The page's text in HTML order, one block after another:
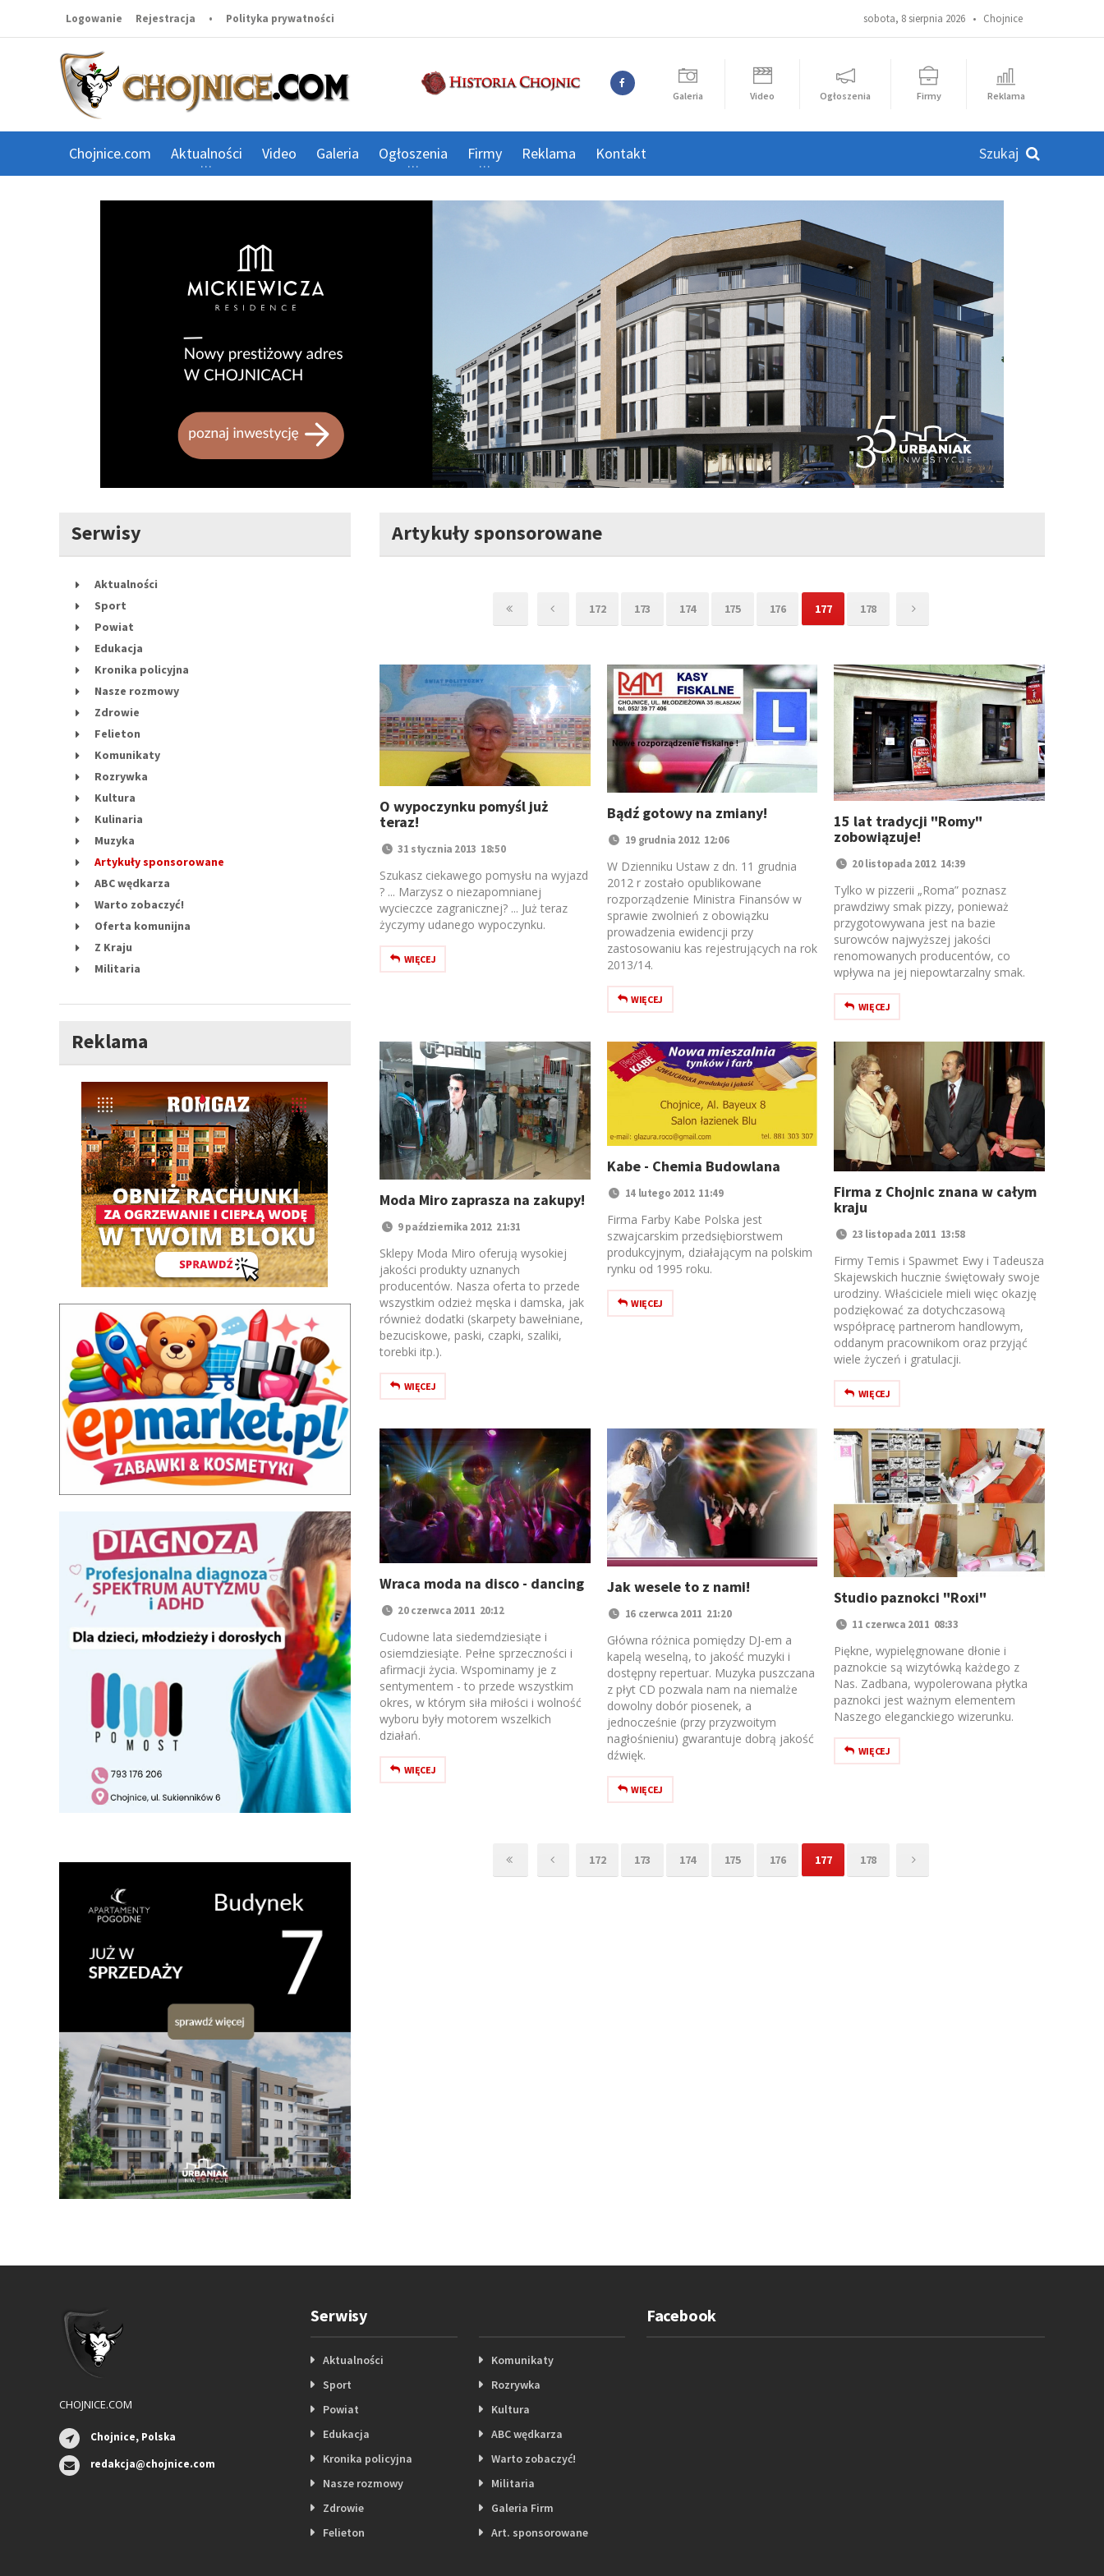
sobota, 8 sierpnia 2026 • Chojnice
Logowanie Rejestracja • Polityka prywatności
Galeria Video Ogłoszenia Firmy Reklama
Chojnice.com Aktualności Video Galeria Ogłoszenia Firmy Reklama Kontakt
Serwisy
Aktualności
Sport
Powiat
Edukacja
Kronika policyjna
Nasze rozmowy
Zdrowie
Felieton
Komunikaty
Rozrywka
Kultura
Kulinaria
Muzyka
Artykuły sponsorowane
ABC wędkarza
Warto zobaczyć!
Oferta komunijna
Z Kraju
Militaria
Reklama
Artykuły sponsorowane
172 173 174 175 176 177 178
O wypoczynku pomyśl już
teraz!
31 stycznia 2013 18:50
Szukasz ciekawego pomysłu na wyjazd
? ... Marzysz o niezapomnianej
wycieczce zagranicznej? ... Już teraz
życzymy udanego wypoczynku.
WIĘCEJ
Bądź gotowy na zmiany!
19 grudnia 2012 12:06
W Dzienniku Ustaw z dn. 11 grudnia
2012 r zostało opublikowane
rozporządzenie Ministra Finansów w
sprawie zwolnień z obowiązku
prowadzenia ewidencji przy
zastosowaniu kas rejestrujących na rok
2013/14.
WIĘCEJ
15 lat tradycji "Romy"
zobowiązuje!
20 listopada 2012 14:39
Tylko w pizzerii „Roma” poznasz
prawdziwy smak pizzy, ponieważ
przygotowywana jest na bazie
surowców najwyższej jakości
renomowanych producentów, co
wpływa na jej niepowtarzalny smak.
WIĘCEJ
Moda Miro zaprasza na zakupy!
9 października 2012 21:31
Sklepy Moda Miro oferują wysokiej
jakości produkty uznanych
producentów. Nasza oferta to przede
wszystkim odzież męska i damska, jak
również dodatki (skarpety bawełniane,
bezuciskowe, paski, czapki, szaliki,
torebki itp.).
WIĘCEJ
Kabe - Chemia Budowlana
14 lutego 2012 11:49
Firma Farby Kabe Polska jest
szwajcarskim przedsiębiorstwem
produkcyjnym, działającym na polskim
rynku od 1995 roku.
WIĘCEJ
Firma z Chojnic znana w całym
kraju
23 listopada 2011 13:58
Firmy Temis i Spawmet Ewy i Tadeusza
Skajewskich hucznie świętowały swoje
urodziny. Właściciele mieli więc okazję
podziękować za dotychczasową
współpracę partnerom handlowym,
oddanym pracownikom oraz przyjąć
wiele życzeń i gratulacji.
WIĘCEJ
Wraca moda na disco - dancing
20 czerwca 2011 20:12
Cudowne lata siedemdziesiąte i
osiemdziesiąte. Pełne sprzeczności i
afirmacji życia. Wspominamy je z
sentymentem - to przede wszystkim
okres, w którym siła miłości i wolność
wyboru były motorem wszelkich
działań.
WIĘCEJ
Jak wesele to z nami!
16 czerwca 2011 21:20
Główna różnica pomiędzy DJ-em a
kapelą weselną, to jakość muzyki i
dostępny repertuar. Muzyka puszczana
z płyt CD pozwala nam na niemalże
dowolny dobór piosenek, a
jednocześnie (przy przyzwoitym
nagłośnieniu) gwarantuje dobrą jakość
dźwięk.
WIĘCEJ
Studio paznokci "Roxi"
11 czerwca 2011 08:33
Piękne, wypielęgnowane dłonie i
paznokcie są wizytówką każdego z
Nas. Zadbana, wypolerowana płytka
paznokci jest ważnym elementem
Naszego eleganckiego wizerunku.
WIĘCEJ
172 173 174 175 176 177 178
CHOJNICE.COM
Chojnice, Polska
redakcja@chojnice.com
Serwisy
Aktualności
Sport
Powiat
Edukacja
Kronika policyjna
Nasze rozmowy
Zdrowie
Felieton
Komunikaty
Rozrywka
Kultura
ABC wędkarza
Warto zobaczyć!
Militaria
Galeria Firm
Art. sponsorowane
Facebook